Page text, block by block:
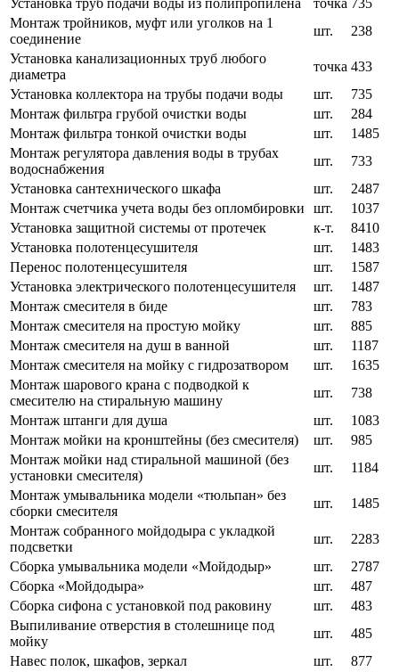
Установка труб подачи воды из полипропилена
точка 735
Монтаж тройников, муфт или уголков на 1
соединение
шт.
238
Установка канализационных труб любого
диаметра
точка 433
Установка коллектора на трубы подачи воды
шт.
735
Монтаж фильтра грубой очистки воды
шт.
284
Монтаж фильтра тонкой очистки воды
шт.
1485
Монтаж регулятора давления воды в трубах
водоснабжения
шт.
733
Установка сантехнического шкафа
шт.
2487
Монтаж счетчика учета воды без опломбировки
шт.
1037
Установка защитной системы от протечек
к-т.
8410
Установка полотенцесушителя
шт.
1483
Перенос полотенцесушителя
шт.
1587
Установка электрического полотенцесушителя
шт.
1487
Монтаж смесителя в биде
шт.
783
Монтаж смесителя на простую мойку
шт.
885
Монтаж смесителя на душ в ванной
шт.
1187
Монтаж смесителя на мойку с гидрозатвором
шт.
1635
Монтаж шарового крана с подводкой к
смесителю на стиральную машину
шт.
738
Монтаж штанги для душа
шт.
1083
Монтаж мойки на кронштейны (без смесителя)
шт.
985
Монтаж мойки над стиральной машиной (без
установки смесителя)
шт.
1184
Монтаж умывальника модели «тюльпан» без
сборки смесителя
шт.
1485
Монтаж собранного мойдодыра с укладкой
подсветки
шт.
2283
Сборка умывальника модели «Мойдодыр»
шт.
2787
Сборка «Мойдодыра»
шт.
487
Сборка сифона с установкой под раковину
шт.
483
Выпиливание отверстия в столешнице под
мойку
шт.
485
Навес полок, шкафов, зеркал
шт.
877